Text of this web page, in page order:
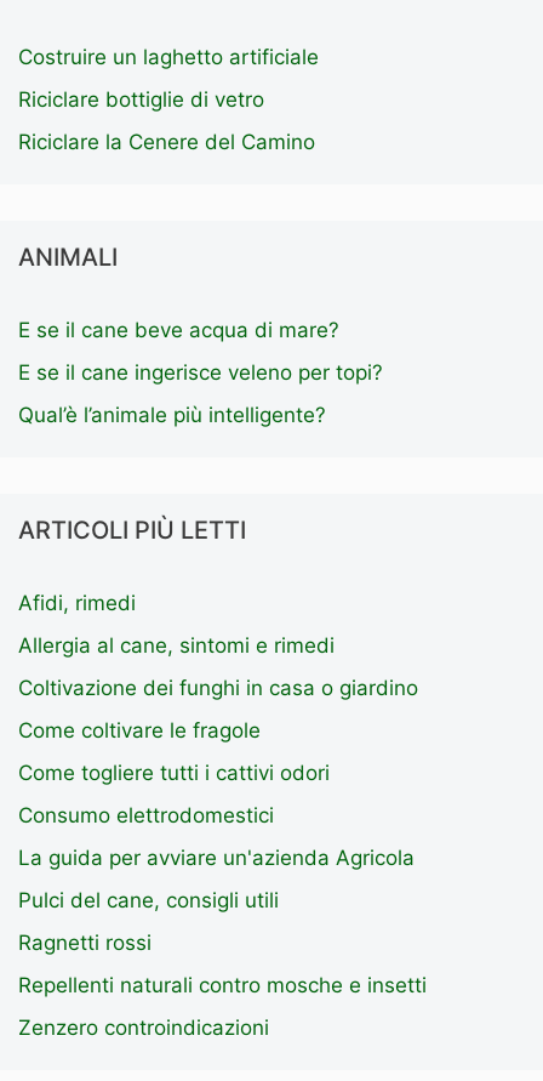
Costruire un laghetto artificiale
Riciclare bottiglie di vetro
Riciclare la Cenere del Camino
ANIMALI
E se il cane beve acqua di mare?
E se il cane ingerisce veleno per topi?
Qual’è l’animale più intelligente?
ARTICOLI PIÙ LETTI
Afidi, rimedi
Allergia al cane, sintomi e rimedi
Coltivazione dei funghi in casa o giardino
Come coltivare le fragole
Come togliere tutti i cattivi odori
Consumo elettrodomestici
La guida per avviare un'azienda Agricola
Pulci del cane, consigli utili
Ragnetti rossi
Repellenti naturali contro mosche e insetti
Zenzero controindicazioni